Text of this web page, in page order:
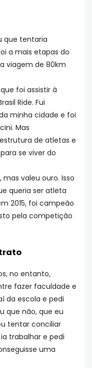
que tentaria
a mais etapas do
viagem de 80km
foi assistir à
Ride. Fui
minha cidade e foi
Mas
de atletas e
se viver do
valeu ouro. Isso
queria ser atleta
2015, foi campeão
pela competição
no entanto,
fazer faculdade e
da escola e pedi
que não, que eu
tentar conciliar
trabalhar e pedi
uma